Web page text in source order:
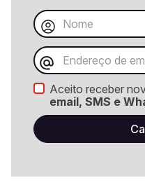
Aceito receber
email, SMS e